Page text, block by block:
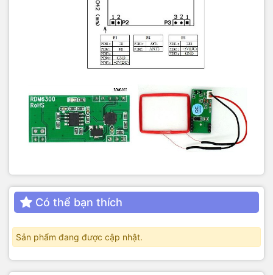
Có thể bạn thích
Sản phẩm đang được cập nhật.